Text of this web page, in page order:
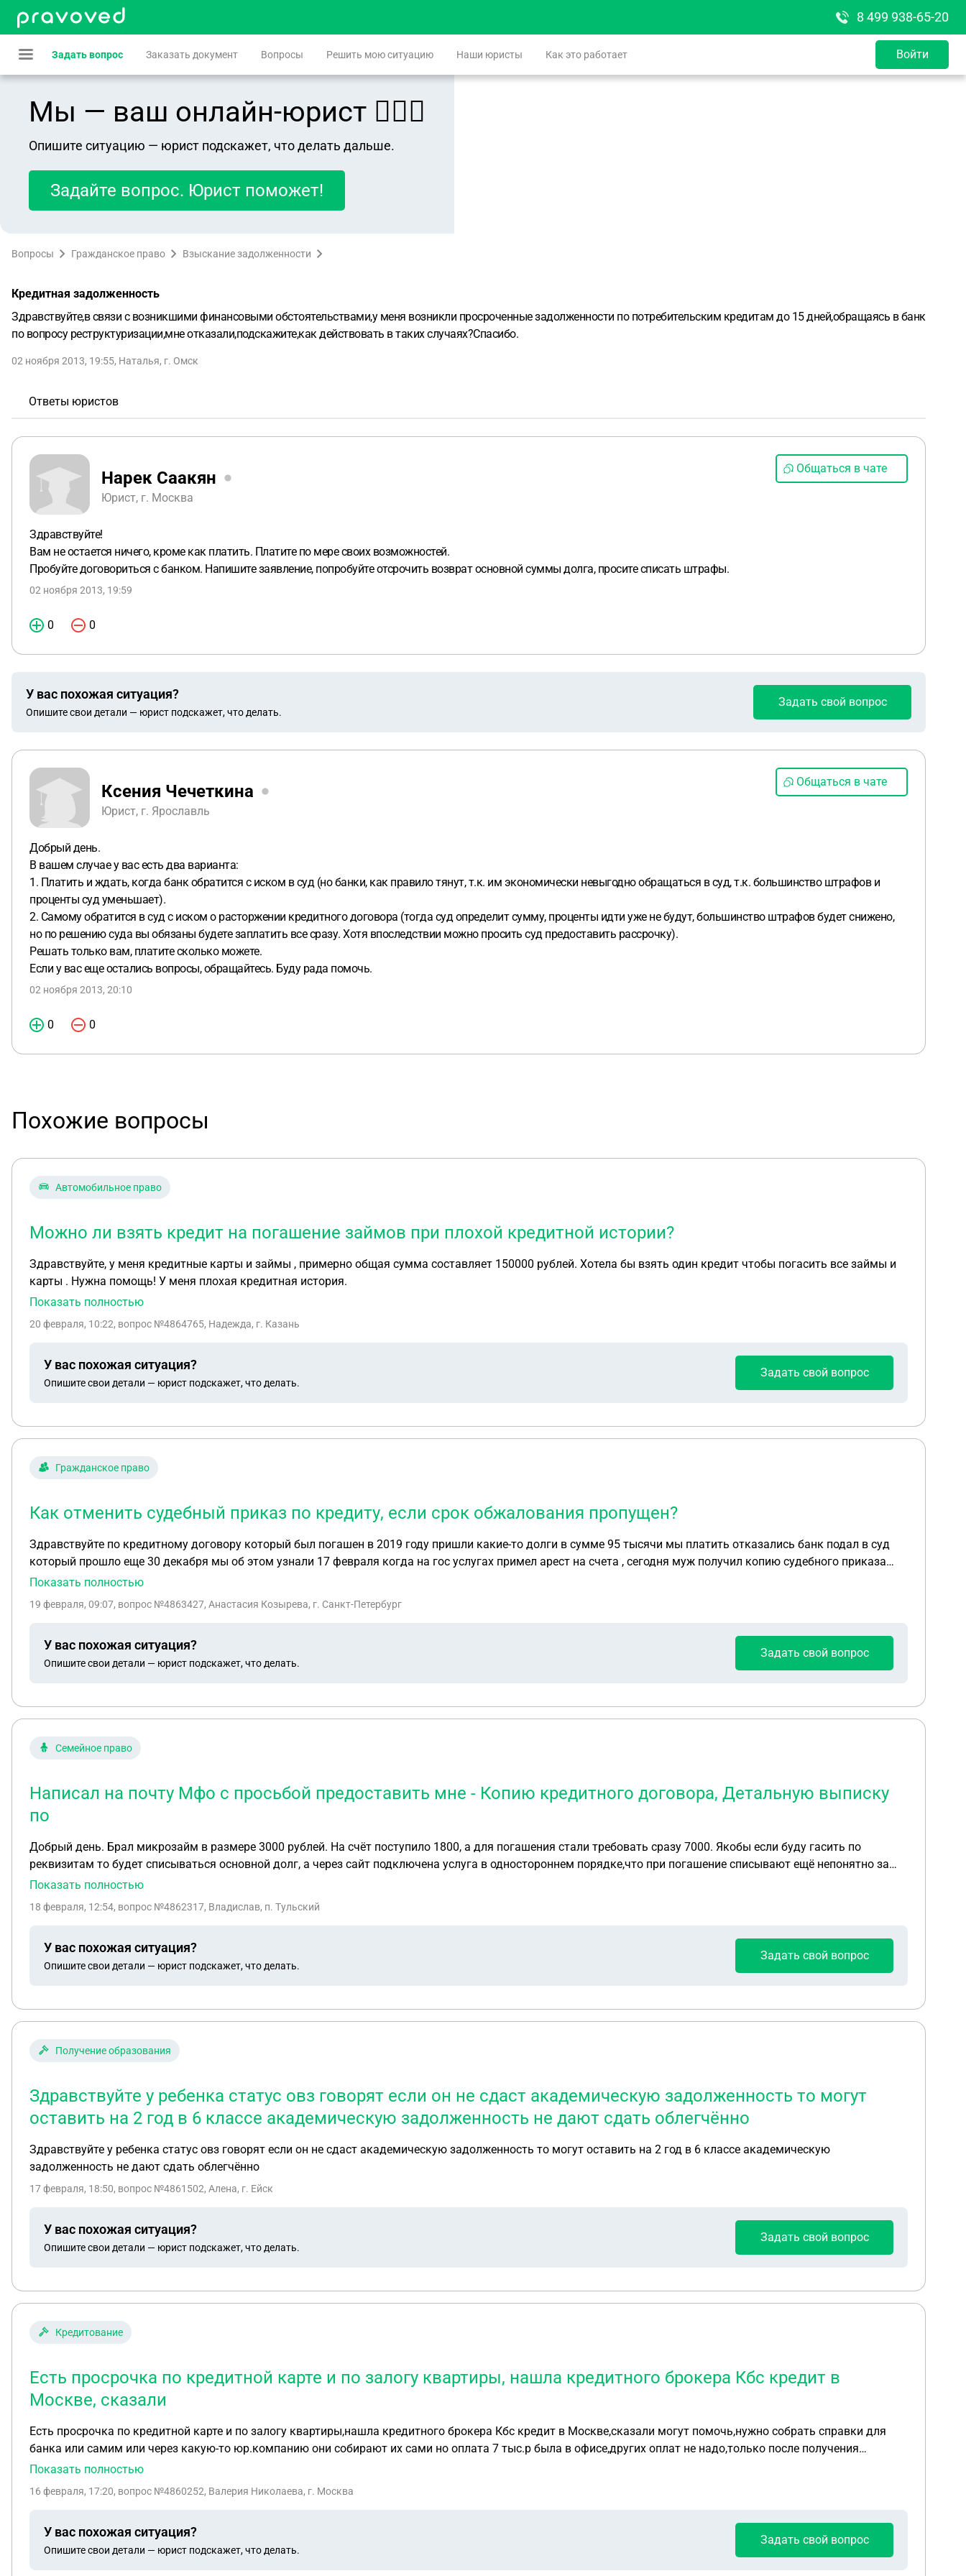
8 499 938-65-20
Задать вопрос Заказать документ Вопросы Решить мою ситуацию Наши юристы Как это работает Войти
Мы — ваш онлайн-юрист 👨🏻‍⚖️
Опишите ситуацию — юрист подскажет, что делать дальше.
Задайте вопрос. Юрист поможет!
Вопросы Гражданское право Взыскание задолженности
Кредитная задолженность
Здравствуйте,в связи с возникшими финансовыми обстоятельствами,у меня возникли просроченные задолженности по потребительским кредитам до 15 дней,обращаясь в банк
по вопросу реструктуризации,мне отказали,подскажите,как действовать в таких случаях?Спасибо.
02 ноября 2013, 19:55, Наталья, г. Омск
Ответы юристов
Нарек Саакян
Юрист, г. Москва
Общаться в чате
Здравствуйте!
Вам не остается ничего, кроме как платить. Платите по мере своих возможностей.
Пробуйте договориться с банком. Напишите заявление, попробуйте отсрочить возврат основной суммы долга, просите списать штрафы.
02 ноября 2013, 19:59
0 0
У вас похожая ситуация?
Опишите свои детали — юрист подскажет, что делать.
Задать свой вопрос
Ксения Чечеткина
Юрист, г. Ярославль
Общаться в чате
Добрый день.
В вашем случае у вас есть два варианта:
1. Платить и ждать, когда банк обратится с иском в суд (но банки, как правило тянут, т.к. им экономически невыгодно обращаться в суд, т.к. большинство штрафов и
проценты суд уменьшает).
2. Самому обратится в суд с иском о расторжении кредитного договора (тогда суд определит сумму, проценты идти уже не будут, большинство штрафов будет снижено,
но по решению суда вы обязаны будете заплатить все сразу. Хотя впоследствии можно просить суд предоставить рассрочку).
Решать только вам, платите сколько можете.
Если у вас еще остались вопросы, обращайтесь. Буду рада помочь.
02 ноября 2013, 20:10
0 0
Похожие вопросы
Автомобильное право
Можно ли взять кредит на погашение займов при плохой кредитной истории?
Здравствуйте, у меня кредитные карты и займы , примерно общая сумма составляет 150000 рублей. Хотела бы взять один кредит чтобы погасить все займы и
карты . Нужна помощь! У меня плохая кредитная история.
Показать полностью
20 февраля, 10:22, вопрос №4864765, Надежда, г. Казань
У вас похожая ситуация?
Опишите свои детали — юрист подскажет, что делать.
Задать свой вопрос
Гражданское право
Как отменить судебный приказ по кредиту, если срок обжалования пропущен?
Здравствуйте по кредитному договору который был погашен в 2019 году пришли какие-то долги в сумме 95 тысячи мы платить отказались банк подал в суд
который прошло еще 30 декабря мы об этом узнали 17 февраля когда на гос услугах примел арест на счета , сегодня муж получил копию судебного приказа
подскажите у нас есть 10 дней на обжалование и отмену или нужно восстановить сроки
Показать полностью
19 февраля, 09:07, вопрос №4863427, Анастасия Козырева, г. Санкт-Петербург
У вас похожая ситуация?
Опишите свои детали — юрист подскажет, что делать.
Задать свой вопрос
Семейное право
Написал на почту Мфо с просьбой предоставить мне - Копию кредитного договора, Детальную выписку
по
Добрый день. Брал микрозайм в размере 3000 рублей. На счёт поступило 1800, а для погашения стали требовать сразу 7000. Якобы если буду гасить по
реквизитам то будет списываться основной долг, а через сайт подключена услуга в одностороннем порядке,что при погашение списывают ещё непонятно за
что. В общем мошенники. Пошла ПРОСРОЧКА ПО ЗАЙМУ И ЕГО ПЕРЕДАЛИ КОЛЛЕКТОРАМ. Доступ в личный кабинет на сайт МФО закрыли и сразу
кредитного договора, Детальную выписку по задолженности (сумма основного долга, начисленные проценты, штрафы и т. д. ), Документы, подтверждающие
запрошенные данные которые я описал выше.
Показать полностью
18 февраля, 12:54, вопрос №4862317, Владислав, п. Тульский
У вас похожая ситуация?
Опишите свои детали — юрист подскажет, что делать.
Задать свой вопрос
Получение образования
Здравствуйте у ребенка статус овз говорят если он не сдаст академическую задолженность то могут
оставить на 2 год в 6 классе академическую задолженность не дают сдать облегчённо
Здравствуйте у ребенка статус овз говорят если он не сдаст академическую задолженность то могут оставить на 2 год в 6 классе академическую
задолженность не дают сдать облегчённо
17 февраля, 18:50, вопрос №4861502, Алена, г. Ейск
У вас похожая ситуация?
Опишите свои детали — юрист подскажет, что делать.
Задать свой вопрос
Кредитование
Есть просрочка по кредитной карте и по залогу квартиры, нашла кредитного брокера Кбс кредит в
Москве, сказали
Есть просрочка по кредитной карте и по залогу квартиры,нашла кредитного брокера Кбс кредит в Москве,сказали могут помочь,нужно собрать справки для
банка или самим или через какую-то юр.компанию они собирают их сами но оплата 7 тыс.р была в офисе,других оплат не надо,только после получения
кредита.Можно надеятся что не обман?
Показать полностью
16 февраля, 17:20, вопрос №4860252, Валерия Николаева, г. Москва
У вас похожая ситуация?
Опишите свои детали — юрист подскажет, что делать.
Задать свой вопрос